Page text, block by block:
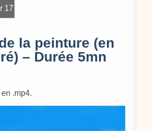
17
la peinture (en
– Durée 5mn
.mp4.